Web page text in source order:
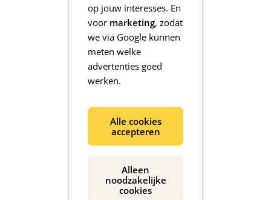
op jouw interesses. En
voor marketing, zodat
we via Google kunnen
meten welke
advertenties goed
werken.
Alle cookies
accepteren
Alleen
noodzakelijke
cookies
De inhoud wordt geladen...